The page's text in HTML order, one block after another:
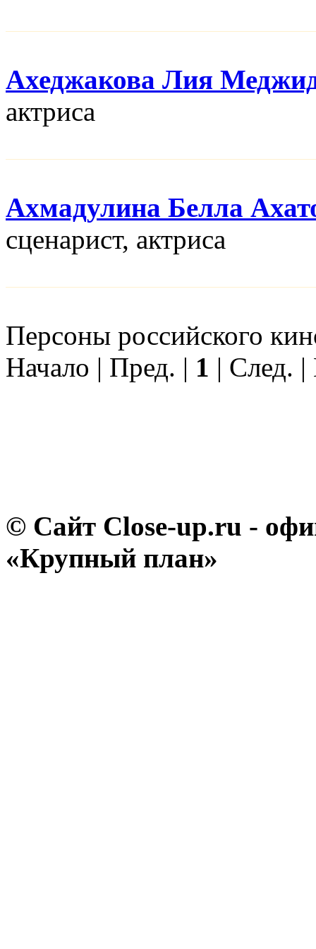
Ахеджакова Лия
актриса
Ахмадулина Белла
сценарист, актриса
Персоны российского
Начало | Пред. | 1 | След.
© Сайт Close-up.ru -
«Крупный план»